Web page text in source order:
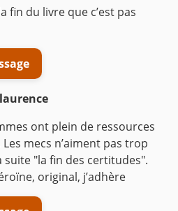
fin du livre que c’est pas
laurence
ont plein de ressources
mecs n’aiment pas trop
suite "la fin des certitudes".
original, j’adhère